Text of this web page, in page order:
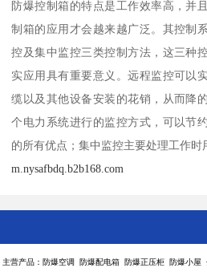
防爆控制箱的特点是工作效率高，并
制箱的应用才会越来越广泛。其控制
控及集中监控三类控制方法，这三种
实应用具有重要意义。远程监控可以
缆以及其他设备安装的花销，从而降
个电力系统进行的监控方式，可以节
的所有优点；集中监控主要处理工作时
m.nysafbdq.b2b168.com
主营产品：防爆空调 防爆配电箱 防爆正压柜 防爆小